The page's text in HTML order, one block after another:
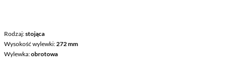
Rodzaj stojąca
Wysokość wylewki 272 mm
Wylewka obrotowa